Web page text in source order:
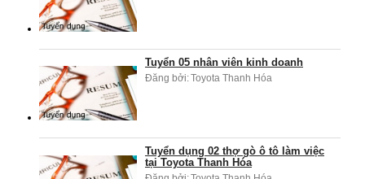
Tuyển 05 nhân viên kinh doanh
Đăng bởi:Toyota Thanh Hóa
Tuyển dụng 02 thợ gò ô tô làm việc
tại Toyota Thanh Hóa